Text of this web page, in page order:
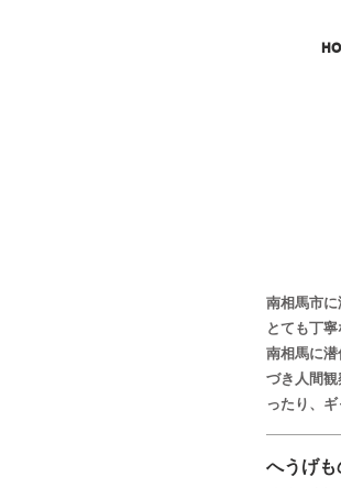
南相馬市
とても丁
南相馬に
づき人間
ったり、ギ
へうげも